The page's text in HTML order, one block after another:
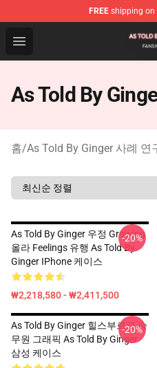
FREE shipping on
Open menu
As Told By Ginger Shop
As Told By
홈/As Told By Ginger 사례 연
As Told By Ginger 우정 Growing
올라 Feelings 유행 As Told By
Ginger IPhone 케이스
₩2,218,580 - ₩2,411,500
-20%
As Told By Ginger 힐스부르크 승
무원 그래픽 As Told By Ginger
삼성 케이스
-20%